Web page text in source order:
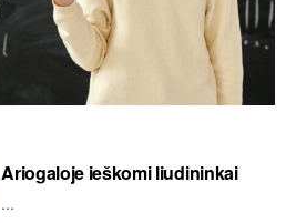
Ariogaloje ieškomi liudininkai
...